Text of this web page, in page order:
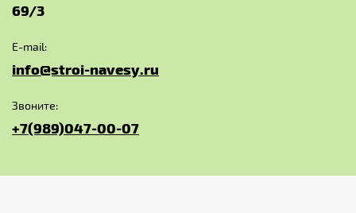
69/3
E-mail:
info@stroi-navesy.ru
Звоните:
+7(989)047-00-07